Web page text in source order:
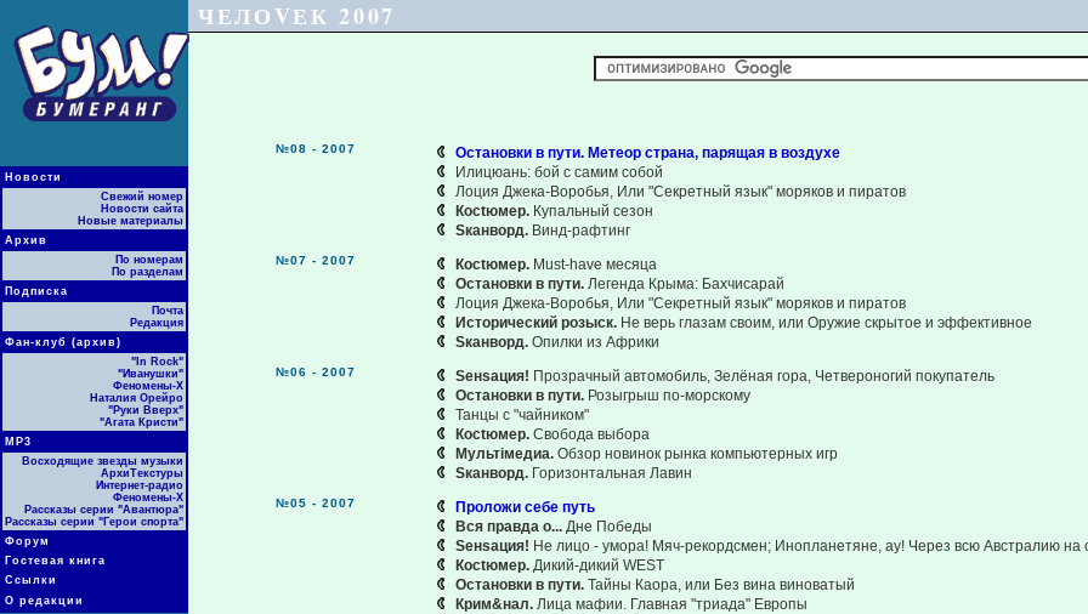
Новости
Свежий номер
Новости сайта
Новые материалы
Архив
По номерам
По разделам
Подписка
Почта
Редакция
Фан-клуб (архив)
"In Rock"
"Иванушки"
Феномены-Х
Наталия Орейро
"Руки Вверх"
"Агата Кристи"
МР3
Восходящие звезды музыки
АрхиТекстуры
Интернет-радио
Феномены-Х
Рассказы серии "Авантюра"
Рассказы серии "Герои спорта"
Форум
Гостевая книга
Ссылки
О редакции
ЧЕЛОVЕК 2007
№08 - 2007
Остановки в пути. Метеор страна, парящая в воздухе
Илицюань: бой с самим собой
Лоция Джека-Воробья, Или "Секретный язык" моряков и пиратов
Косtюмер. Купальный сезон
Sканворд. Винд-рафтинг
№07 - 2007 Косtюмер. Must-have месяца
Остановки в пути. Легенда Крыма: Бахчисарай
Лоция Джека-Воробья, Или "Секретный язык" моряков и пиратов
Исторический розыск. Не верь глазам своим, или Оружие скрытое и эффективное
Sканворд. Опилки из Африки
№06 - 2007 Sенsация! Прозрачный автомобиль, Зелёная гора, Четвероногий покупатель
Остановки в пути. Розыгрыш по-морскому
Танцы с "чайником"
Косtюмер. Свобода выбора
Мультiмедиа. Обзор новинок рынка компьютерных игр
Sканворд. Горизонтальная Лавин
№05 - 2007
Проложи себе путь
Вся правда о... Дне Победы
Sенsация! Не лицо - умора! Мяч-рекордсмен; Инопланетяне, ау! Через всю Австралию на
Косtюмер. Дикий-дикий WEST
Остановки в пути. Тайны Каора, или Без вина виноватый
Крим&нал. Лица мафии. Главная "триада" Европы